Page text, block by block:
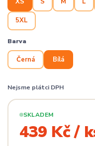
5XL
Barva
Černá Bílá
Nejsme plátci DPH
SKLADEM
439 Kč /